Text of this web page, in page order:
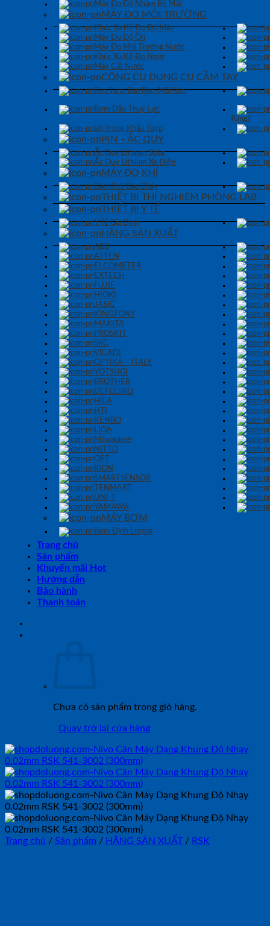
Máy Đo Độ Nhám Bề Mặt
MÁY ĐO MÔI TRƯỜNG
Khúc Xạ Kế Đo Độ Mặn
Máy Đo Độ Ồn
Máy Đo Môi Trường Nước
Khúc Xạ Kế Đo Ngọt
Máy Cất Nước
CÔNG CỤ DỤNG CỤ CẦM TAY
Ren Taro-Bàn Ren-Mũi Ren
Bơm Dầu Thuỷ Lực
Răng)
Bộ Tròng Khẩu Tuýp
PIN – ẮC QUY
Ắc Quy Lithium Solar
Ắc Quy Lithium Xe Điện
MÁY ĐO KHÍ
Báo Khói Báo Cháy
THIẾT BỊ THÍ NGHIỆM PHÒNG LAB
THIẾT BỊ Y TẾ
Y Tế Gia Đình
HÃNG SẢN XUẤT
ABB
ATTEN
ELCOMETER
EXTECH
FUJIE
HIOKI
JASIC
KINGTONY
MAKITA
PROSKIT
SKC
VICADI
OPTIKA – ITALY
YOTSUGI
BROTHER
DEFELSKO
HILA
HTI
KENBO
LIOA
Milwaukee
NITTO
OPT
RION
SMARTSENSOR
TENMART
UNI-T
YAMAWA
MÁY BƠM
Bơm Định Lượng
Trang chủ
Sản phẩm
Khuyến mãi Hot
Hướng dẫn
Bảo hành
Thanh toán
Chưa có sản phẩm trong giỏ hàng.
Quay trở lại cửa hàng
Trang chủ / Sản phẩm / HÃNG SẢN XUẤT / RSK